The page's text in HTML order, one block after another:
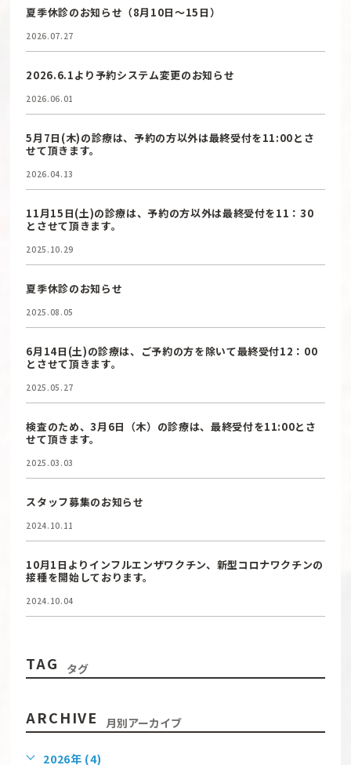
夏季休診のお知らせ（8月10日〜15日）
2026.07.27
2026.6.1より予約システム変更のお知らせ
2026.06.01
5月7日(木)の診療は、予約の方以外は最終受付を11:00とさ
せて頂きます。
2026.04.13
11月15日(土)の診療は、予約の方以外は最終受付を11：30
とさせて頂きます。
2025.10.29
夏季休診のお知らせ
2025.08.05
6月14日(土)の診療は、ご予約の方を除いて最終受付12：00
とさせて頂きます。
2025.05.27
検査のため、3月6日（木）の診療は、最終受付を11:00とさ
せて頂きます。
2025.03.03
スタッフ募集のお知らせ
2024.10.11
10月1日よりインフルエンザワクチン、新型コロナワクチンの
接種を開始しております。
2024.10.04
TAG タグ
ARCHIVE 月別アーカイブ
2026年 (4)